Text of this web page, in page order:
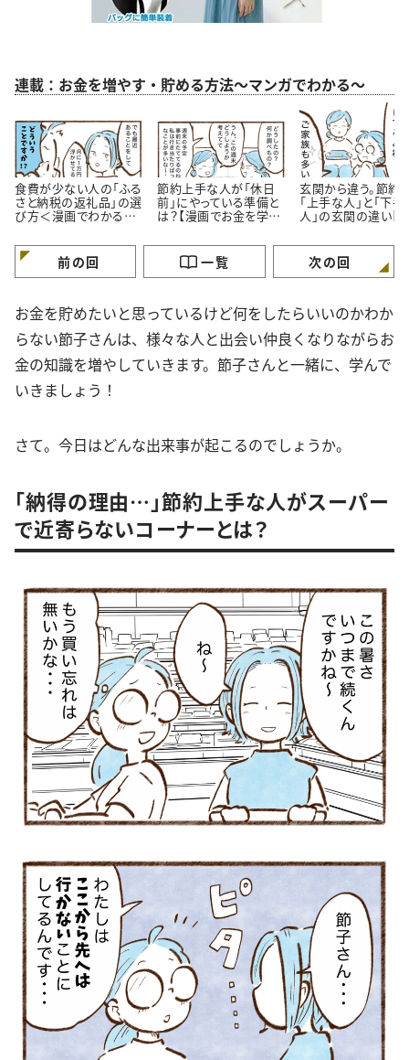
連載：お金を増やす・貯める方法～マンガでわかる～
食費が少ない人の「ふる
さと納税の返礼品」の選
び方＜漫画でわかるお
節約上手な人が「休日
前」にやっている準備と
は？【漫画でお金を学
玄関から違う。節約
「上手な人」と「下
人」の玄関の違い【
前の回 一覧 次の回
お金を貯めたいと思っているけど何をしたらいいのかわか
らない節子さんは、様々な人と出会い仲良くなりながらお
金の知識を増やしていきます。節子さんと一緒に、学んで
いきましょう！
さて。今日はどんな出来事が起こるのでしょうか。
「納得の理由…」節約上手な人がスーパー
で近寄らないコーナーとは？